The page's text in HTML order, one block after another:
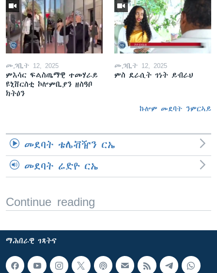
መጋቢት 12, 2025
ምእሳር ፍልስጤማዊ ተመሃራይ
ዩኒቨርስቲ ኮሎምቢያን ዘስዓቦ
ክትዕን
መጋቢት 12, 2025
ምስ ደራሲት ገነት ይብራህ
ኩሎም መደባት ንምርኣይ
መደባት ቴሌቭዥን ርኤ
መደባት ሬድዮ ርኤ
Continue reading
ማሕበራዊ ገጻትና